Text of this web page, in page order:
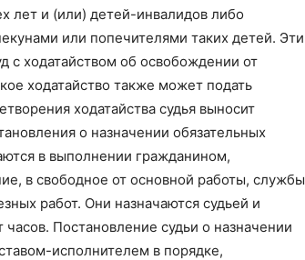
лет и (или) детей-инвалидов либо
или попечителями таких детей. Эти
с ходатайством об освобождении от
ходатайство также может подать
ходатайства судья выносит
о назначении обязательных
в выполнении гражданином,
в свободное от основной работы, службы
работ. Они назначаются судьей и
часов. Постановление судьи о назначении
исполнителем в порядке,